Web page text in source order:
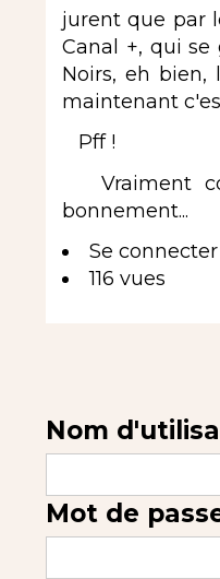
jurent que par
Canal +, qui se
Noirs, eh
maintenant
Pff !
Vraiment
bonnement...
Se connecter
116 vues
Nom
Mot de